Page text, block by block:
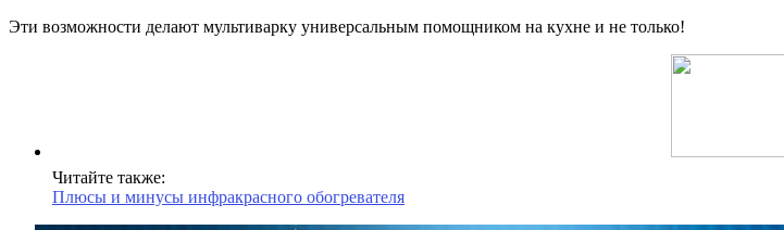
Эти возможности делают мультиварку универсальным помощником на кухне и не только!
Читайте также:
Плюсы и минусы инфракрасного обогревателя